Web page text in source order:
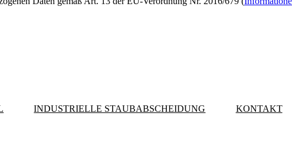
INDUSTRIELLE STAUBABSCHEIDUNG KONTAKT